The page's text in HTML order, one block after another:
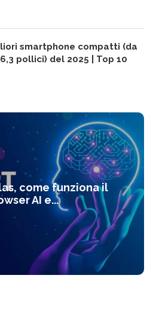
smartphone compatti (da
pollici) del 2025 | Top 10
come funziona il
AI e...